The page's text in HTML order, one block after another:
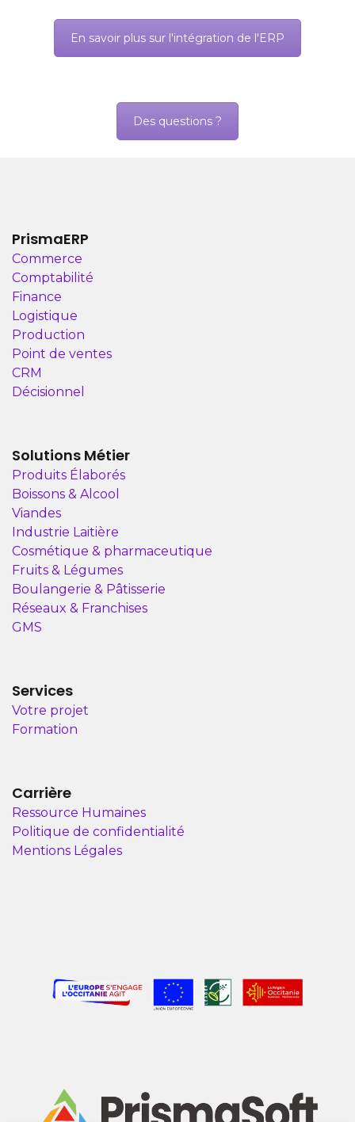
En savoir plus sur l'intégration de l'ERP
Des questions ?
PrismaERP
Commerce
Comptabilité
Finance
Logistique
Production
Point de ventes
CRM
Décisionnel
Solutions Métier
Produits Élaborés
Boissons & Alcool
Viandes
Industrie Laitière
Cosmétique & pharmaceutique
Fruits & Légumes
Boulangerie & Pâtisserie
Réseaux & Franchises
GMS
Services
Votre projet
Formation
Carrière
Ressource Humaines
Politique de confidentialité
Mentions Légales